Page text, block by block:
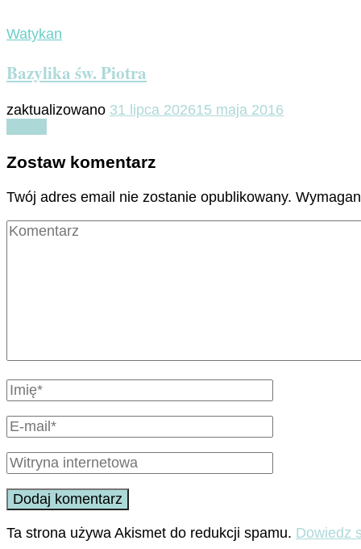
Watykan
Bazylika św. Piotra
zaktualizowano 31 lipca 202615 maja 2016
Zostaw komentarz
Twój adres email nie zostanie opublikowany.
Ta strona używa Akismet do redukcji spamu. Dowiedz